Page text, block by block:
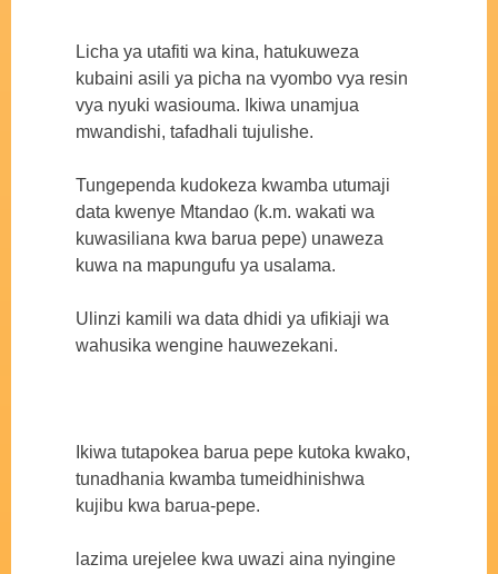
Licha ya utafiti wa kina, hatukuweza
kubaini asili ya picha na vyombo vya resin
vya nyuki wasiouma. Ikiwa unamjua
mwandishi, tafadhali tujulishe.
Tungependa kudokeza kwamba utumaji
data kwenye Mtandao (k.m. wakati wa
kuwasiliana kwa barua pepe) unaweza
kuwa na mapungufu ya usalama.
Ulinzi kamili wa data dhidi ya ufikiaji wa
wahusika wengine hauwezekani.
Ikiwa tutapokea barua pepe kutoka kwako,
tunadhania kwamba tumeidhinishwa
kujibu kwa barua-pepe.
lazima urejelee kwa uwazi aina nyingine